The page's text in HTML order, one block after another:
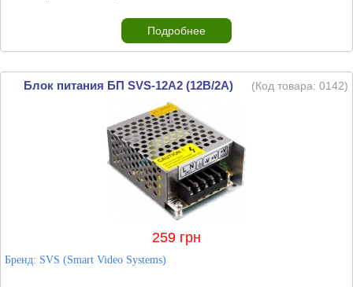
Подробнее
Блок питания БП SVS-12A2 (12В/2А) (Код товара: 0142)
259 грн
Бренд: SVS (Smart Video Systems)